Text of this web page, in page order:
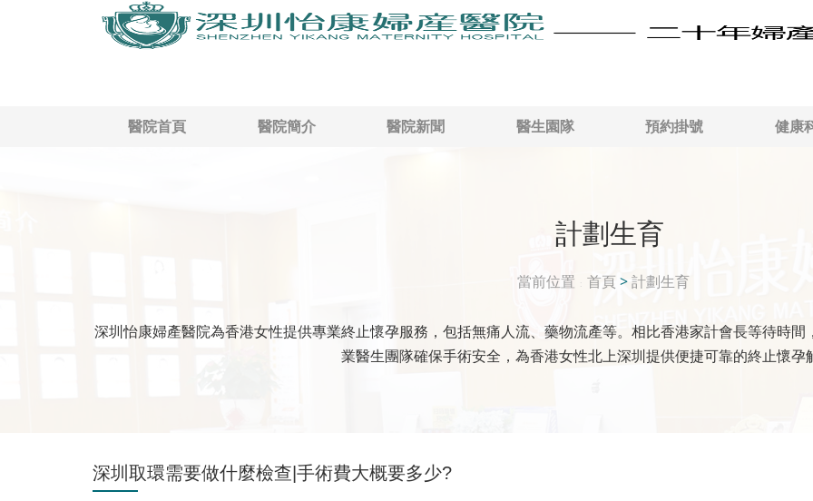
醫院首頁 醫院簡介 醫院新聞 醫生園隊 預約掛號 健康
計劃生育
當前位置 首頁>計劃生育
深圳怡康婦產醫院為香港女性提供專業終止懷孕服務，包括無痛人流、藥物流產等。相比香港家計會長等待時
業醫生團隊確保手術安全，為香港女性北上深圳提供便捷可靠的終止懷孕
深圳取環需要做什麼檢查|手術費大概要多少?